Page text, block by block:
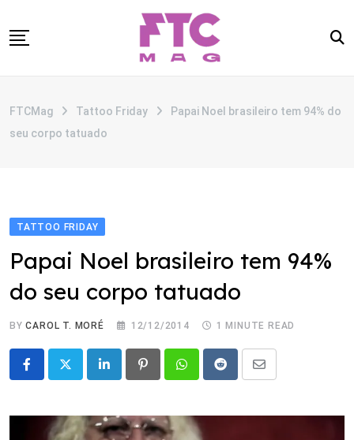
to
CATEGORIAS
FTCMag Tattoo Friday
Papai Noel brasileiro tem 94% do
seu corpo tatuado
TATTOO FRIDAY
Papai Noel brasileiro tem 94%
do seu corpo tatuado
BYCAROL T. MORÉ 12/12/2014 1 MINUTE READ
LinkedIn PinterestWhatsappRedditShare
Email